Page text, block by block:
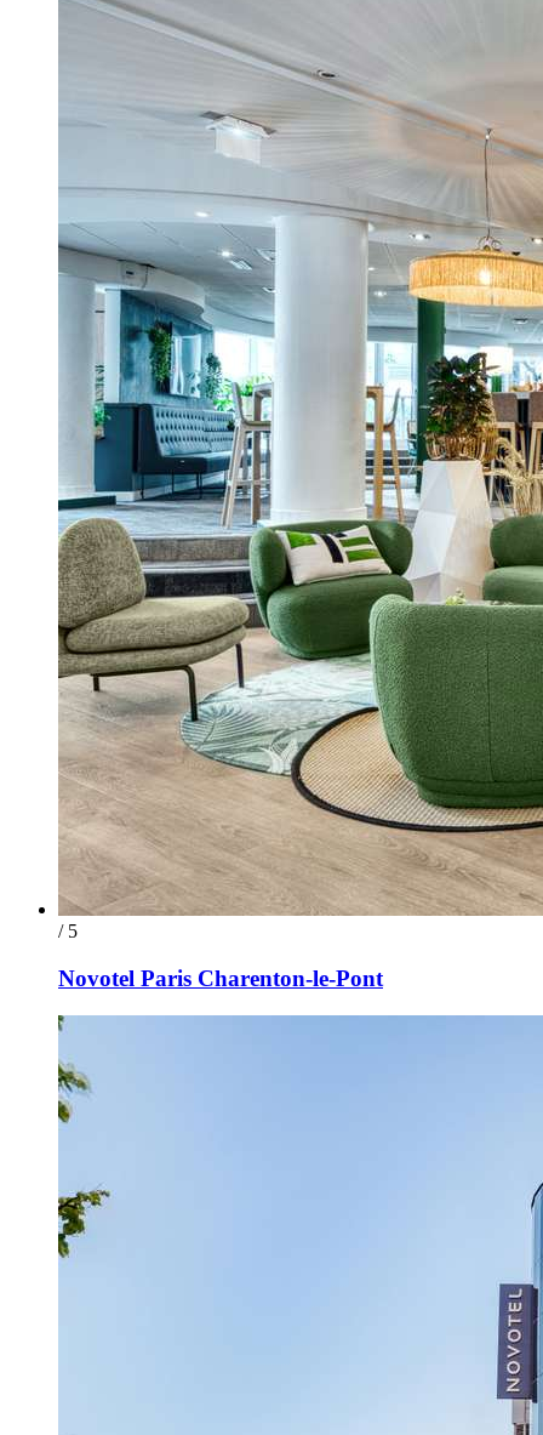
/ 5
Novotel Paris Charenton-le-Pont